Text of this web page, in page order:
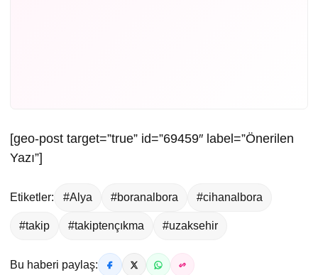
[geo-post target=”true” id=”69459″ label=”Önerilen
Yazı”]
Etiketler: #Alya #boranalbora #cihanalbora
#takip #takiptençıkma #uzaksehir
Bu haberi paylaş: